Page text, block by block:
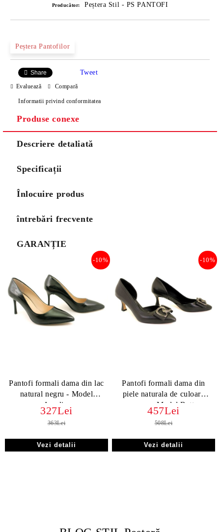
Producător: Peștera Stil - PS PANTOFI
Peștera Pantofilor
Share Tweet
Evaluează Compară
Informatii privind conformitatea
Produse conexe
Descriere detaliată
Specificații
Înlocuire produs
întrebări frecvente
GARANȚIE
Pantofi formali dama din lac
natural negru - Model
Amalia.
-10%
327Lei
363Lei
Vezi detalii
Pantofi formali dama din
piele naturala de culoare
neagra - Model Betty.
-10%
457Lei
508Lei
Vezi detalii